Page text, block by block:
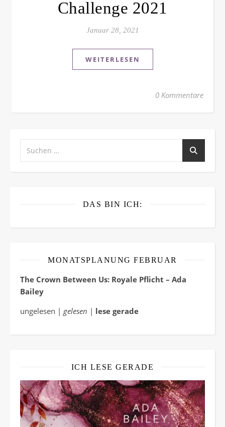
Challenge 2021
Januar 28, 2021
WEITERLESEN
0 Kommentare
DAS BIN ICH:
MONATSPLANUNG FEBRUAR
The Crown Between Us: Royale Pflicht – Ada
Bailey
ungelesen | gelesen | lese gerade
ICH LESE GERADE